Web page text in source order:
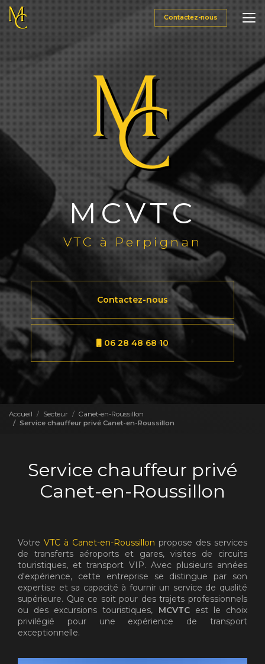
Aller
contenu
principal
Contactez-nous
MCVTC
VTC à Perpignan
Contactez-nous
06 28 48 68 10
Accueil Secteur
Canet-en-Roussillon
Service chauffeur privé Canet-en-Roussillon
Service chauffeur privé
Canet-en-Roussillon
Votre VTC à Canet-en-Roussillon propose des services
de transferts aéroports et gares, visites de circuits
touristiques, et transport VIP. Avec plusieurs années
d'expérience, cette entreprise se distingue par son
expertise et sa capacité à fournir un service de qualité
supérieure. Que ce soit pour des trajets professionnels
ou des excursions touristiques, MCVTC est le choix
privilégié pour une expérience de transport
exceptionnelle.